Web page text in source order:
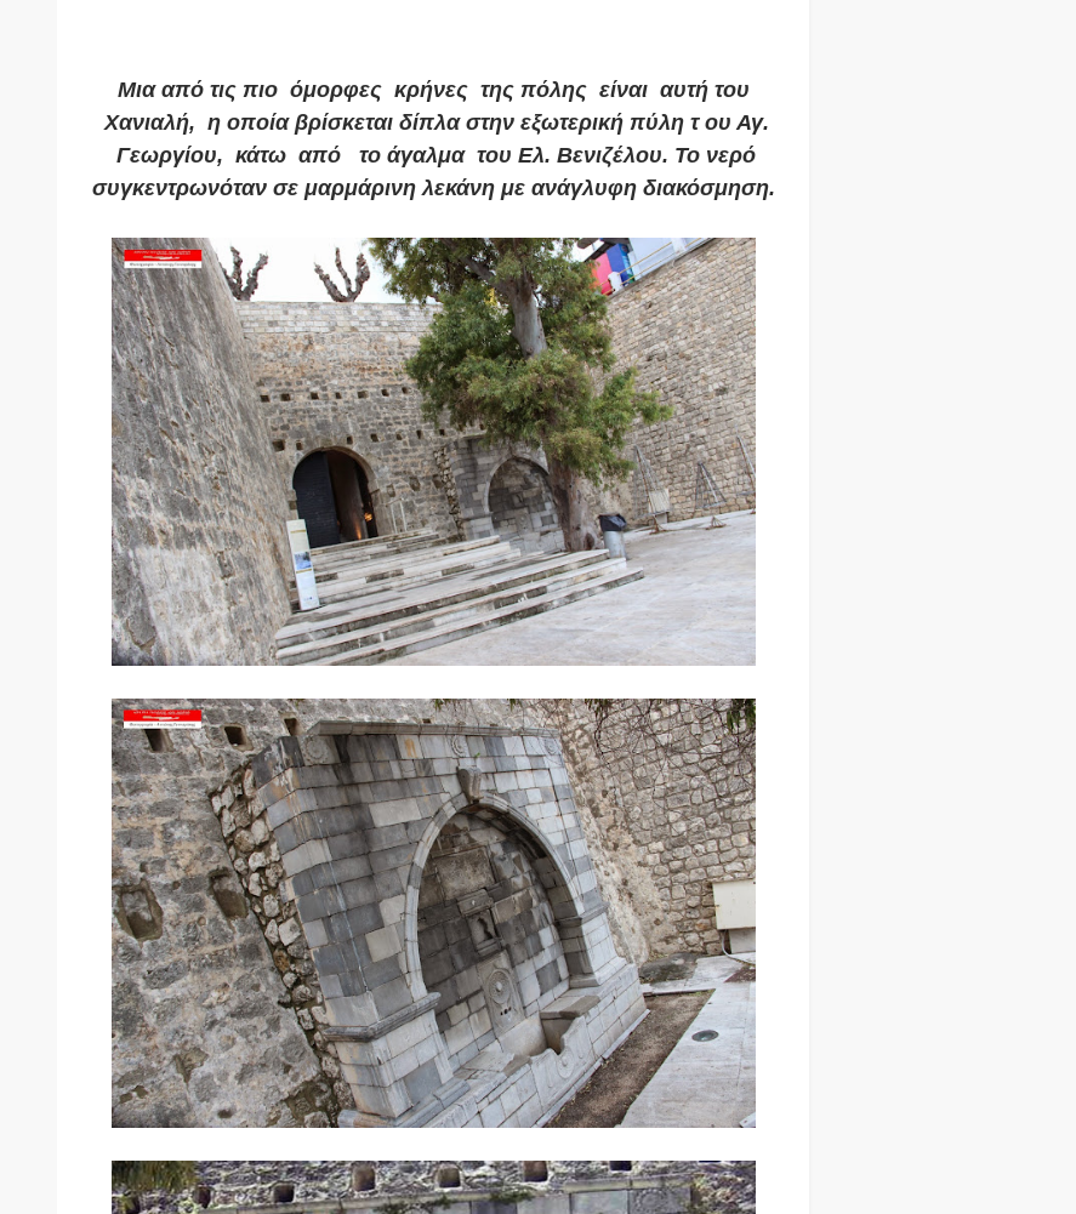
Μια από τις πιο όμορφες κρήνες της πόλης είναι αυτή του
Χανιαλή, η οποία βρίσκεται δίπλα στην εξωτερική πύλη τ ου Αγ.
Γεωργίου, κάτω από το άγαλμα του Ελ. Βενιζέλου. Το νερό
συγκεντρωνόταν σε μαρμάρινη λεκάνη με ανάγλυφη διακόσμηση.